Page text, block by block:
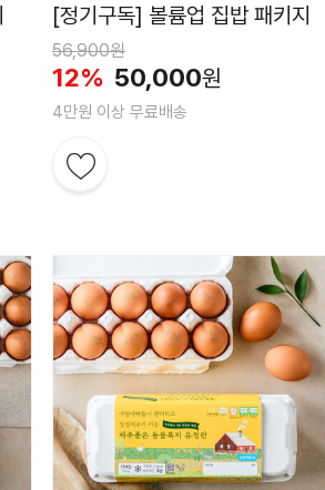
[정기구독] 볼륨업 집밥 패키지
56,900원
12% 50,000원
4만원 이상 무료배송